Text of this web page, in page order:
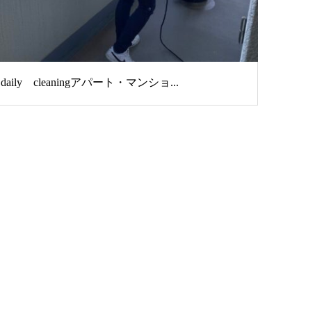
daily cleaningアパート・マンショ...